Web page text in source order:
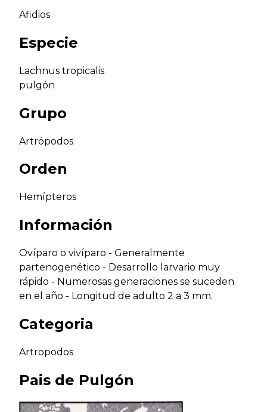
Afidios
Especie
Lachnus tropicalis
pulgón
Grupo
Artrópodos
Orden
Hemípteros
Información
Ovíparo o vivíparo - Generalmente
partenogenético - Desarrollo larvario muy
rápido - Numerosas generaciones se suceden
en el año - Longitud de adulto 2 a 3 mm.
Categoria
Artropodos
Pais de Pulgón